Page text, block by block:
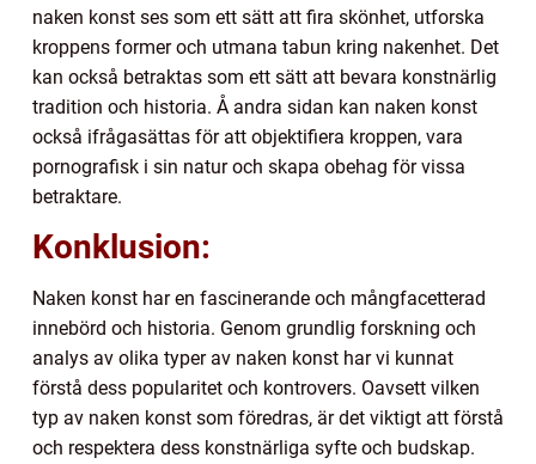
naken konst ses som ett sätt att fira skönhet, utforska
kroppens former och utmana tabun kring nakenhet. Det
kan också betraktas som ett sätt att bevara konstnärlig
tradition och historia. Å andra sidan kan naken konst
också ifrågasättas för att objektifiera kroppen, vara
pornografisk i sin natur och skapa obehag för vissa
betraktare.
Konklusion:
Naken konst har en fascinerande och mångfacetterad
innebörd och historia. Genom grundlig forskning och
analys av olika typer av naken konst har vi kunnat
förstå dess popularitet och kontrovers. Oavsett vilken
typ av naken konst som föredras, är det viktigt att förstå
och respektera dess konstnärliga syfte och budskap.